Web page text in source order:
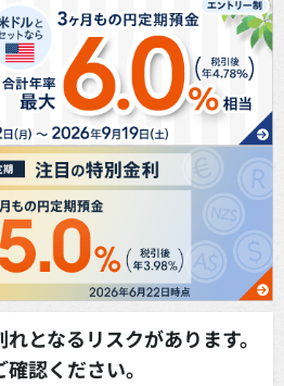
となるリスクがあります。
認ください。